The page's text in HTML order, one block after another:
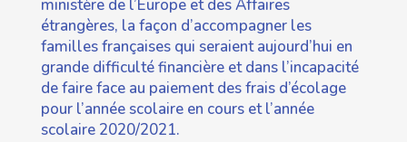
ministère de l’Europe et des Affaires
étrangères, la façon d’accompagner les
familles françaises qui seraient aujourd’hui en
grande difficulté financière et dans l’incapacité
de faire face au paiement des frais d’écolage
pour l’année scolaire en cours et l’année
scolaire 2020/2021.